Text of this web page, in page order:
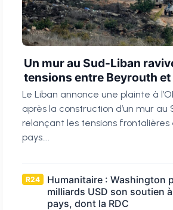
Un mur au Sud-Liban
tensions entre Beyrouth
Le Liban annonce une plainte à
après la construction d’un mur au
relançant les tensions frontalières
pays....
R24
Humanitaire : Washington
milliards USD son soutien à
pays, dont la RDC